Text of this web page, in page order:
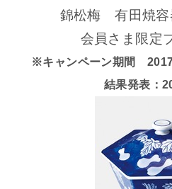
錦松梅 有田焼容
会員さま限定
※キャンペーン期間
結果発表：